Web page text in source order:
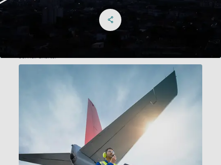
Social Networks Menu
Share on Facebook
Share on linkedIn
Servicii Charter